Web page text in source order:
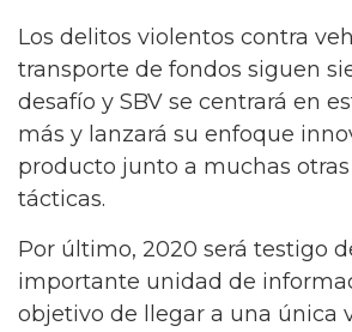
Los delitos violentos contra
transporte de fondos siguen
desafío y SBV se centrará en
más y lanzará su enfoque
producto junto a muchas
tácticas.
Por último, 2020 será testigo
importante unidad de
objetivo de llegar a una única